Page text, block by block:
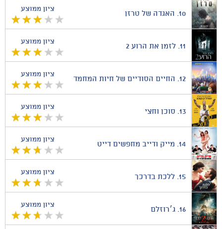
ציון ממוצע
10. האגדה של טרזן
ציון ממוצע
11. לזמן את הרוע 2
ציון ממוצע
12. החיים הסודיים של חיות המחמד
ציון ממוצע
13. סוכן וחצי
ציון ממוצע
14. מייק ודייב מחפשים דייט
ציון ממוצע
15. ללכת בדרכך
ציון ממוצע
16. ג׳רוזלם